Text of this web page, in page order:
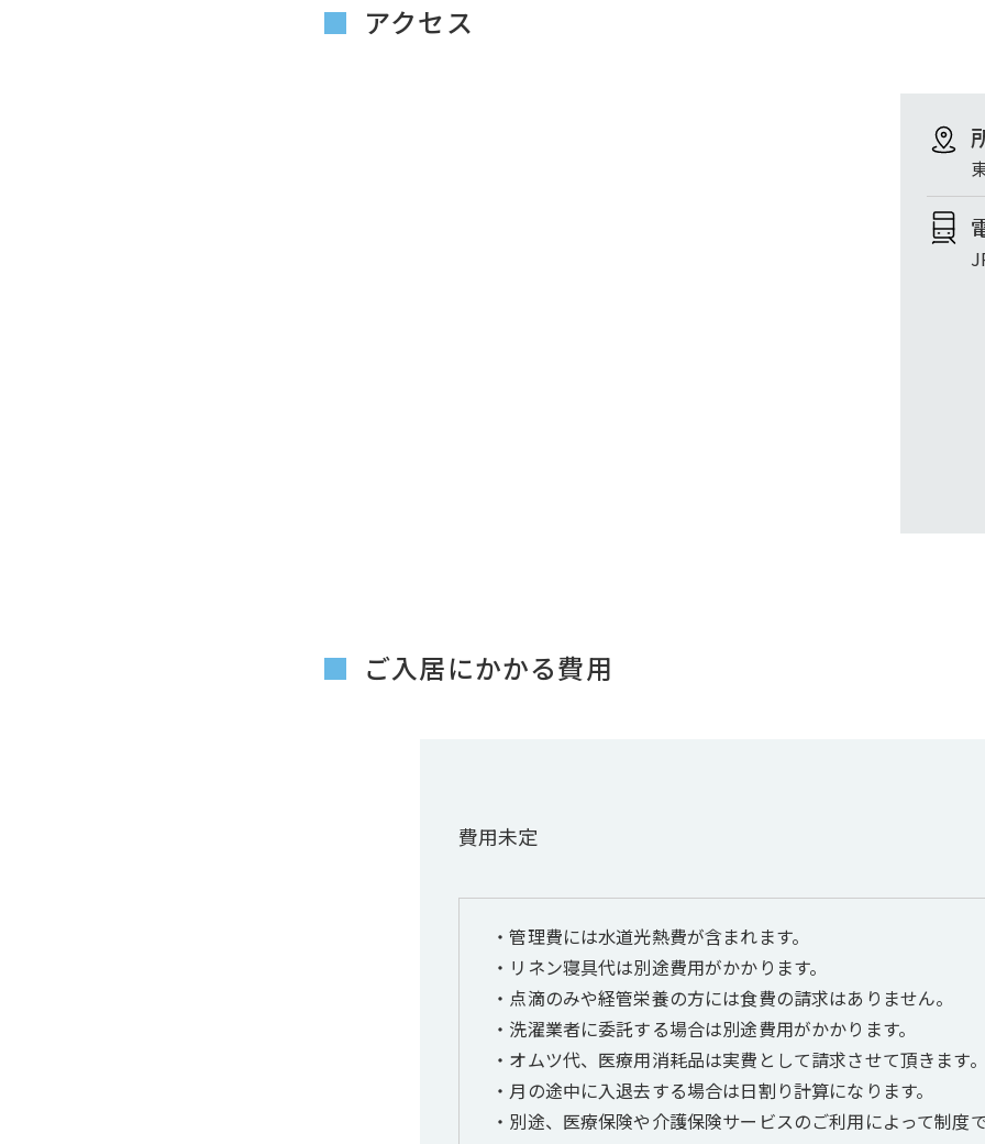
アクセス
ご入居にかかる費用
費用未定
・管理費には水道光熱費が含まれます。
・リネン寝具代は別途費用がかかります。
・点滴のみや経管栄養の方には食費の請求はありません。
・洗濯業者に委託する場合は別途費用がかかります。
・オムツ代、医療用消耗品は実費として請求させて頂きます
・月の途中に入退去する場合は日割り計算になります。
・別途、医療保険や介護保険サービスのご利用によって制度